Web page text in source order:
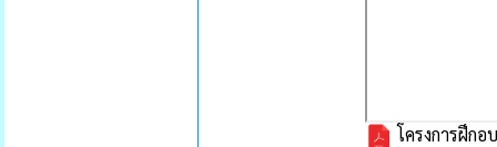
โครงการฝึก